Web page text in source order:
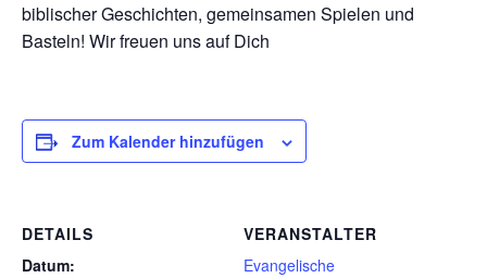
biblischer Geschichten, gemeinsamen Spielen und
Basteln! Wir freuen uns auf Dich
Zum Kalender hinzufügen
DETAILS
Datum:
VERANSTALTER
Evangelische